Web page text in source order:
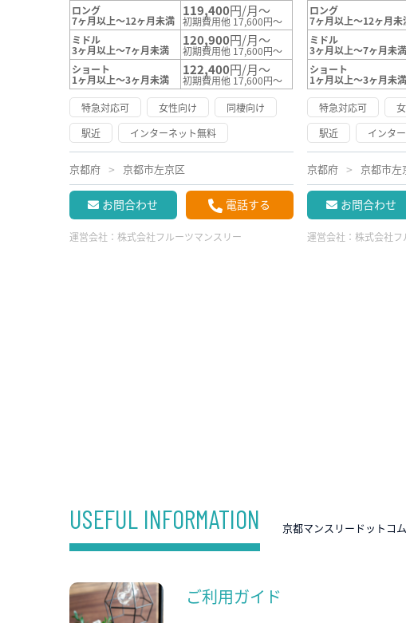
ロング
7ヶ月以上～12ヶ月未満
119,400円/月～
初期費用他 17,600円～
ミドル
3ヶ月以上～7ヶ月未満
120,900円/月～
初期費用他 17,600円～
ショート
1ヶ月以上～3ヶ月未満
122,400円/月～
初期費用他 17,600円～
特急対応可
女性向け
同棲向け
駅近
インターネット無料
京都府 京都市左京区
お問合わせ 電話する
運営会社： 株式会社フルーツマンスリー
ロング
7ヶ月以上～12ヶ月未
ミドル
3ヶ月以上～7ヶ月未満
ショート
1ヶ月以上～3ヶ月未満
特急対応可
駅近
インタ
京都府 京都市左
お問合わせ
運営会社：株式会社フ
USEFUL INFORMATION 京都マンスリードットコ
ご利用ガイド